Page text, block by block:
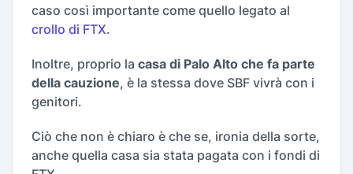
caso così importante come quello legato al
crollo di FTX.
Inoltre, proprio la casa di Palo Alto che fa parte
della cauzione, è la stessa dove SBF vivrà con i
genitori.
Ciò che non è chiaro è che se, ironia della sorte,
anche quella casa sia stata pagata con i fondi di